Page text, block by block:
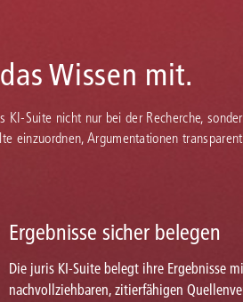
Wissen mit.
Suite nicht nur bei der Recherche,
einzuordnen, Argumentationen
Ergebnisse sicher belegen
Die juris KI-Suite belegt ihre Ergebnisse
nachvollziehbaren, zitierfähigen